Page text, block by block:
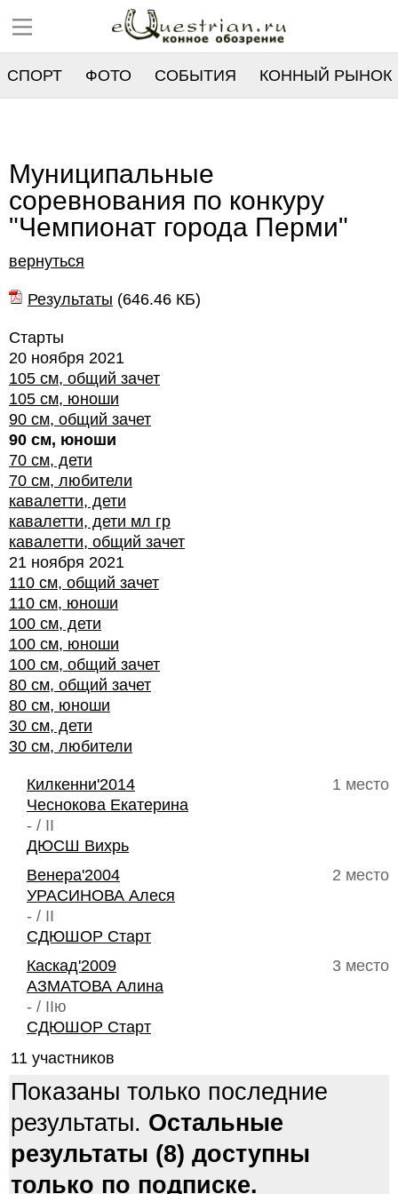
СПОРТ ФОТО СОБЫТИЯ КОННЫЙ РЫНОК
Муниципальные
соревнования по конкуру
"Чемпионат города Перми"
вернуться
Результаты (646.46 КБ)
Старты
20 ноября 2021
105 см, общий зачет
105 см, юноши
90 см, общий зачет
90 см, юноши
70 см, дети
70 см, любители
кавалетти, дети
кавалетти, дети мл гр
кавалетти, общий зачет
21 ноября 2021
110 см, общий зачет
110 см, юноши
100 см, дети
100 см, юноши
100 см, общий зачет
80 см, общий зачет
80 см, юноши
30 см, дети
30 см, любители
1 место
Килкенни'2014
Чеснокова Екатерина
- / II
ДЮСШ Вихрь
2 место
Венера'2004
УРАСИНОВА Алеся
- / II
СДЮШОР Старт
3 место
Каскад'2009
АЗМАТОВА Алина
- / IIю
СДЮШОР Старт
11 участников
Показаны только последние
результаты. Остальные
результаты (8) доступны
только по подписке.